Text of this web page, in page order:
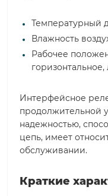
Температурный
Влажность
Рабочее
Интерфейсное
продолжительной
надежностью,
цепь, имеет
обслуживании.
Краткие